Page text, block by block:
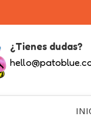
¿Tienes dudas?